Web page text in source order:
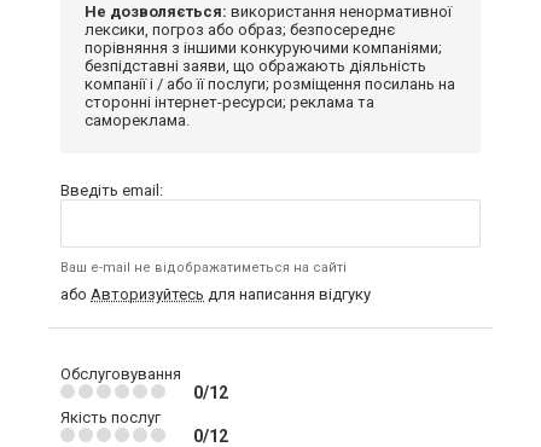
Не дозволяється: використання ненормативної
лексики, погроз або образ; безпосереднє
порівняння з іншими конкуруючими компаніями;
безпідставні заяви, що ображають діяльність
компанії і / або її послуги; розміщення посилань на
сторонні інтернет-ресурси; реклама та
самореклама.
Введіть email:
Ваш e-mail не відображатиметься на сайті
або Авторизуйтесь для написання відгуку
Обслуговування
0/12
Якість послуг
0/12